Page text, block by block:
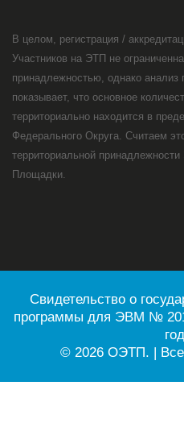
В целом, регистрация /
Участников на ЭТП не
принадлежностью, однако анализ
показывает, что основное
территориально находится в
Федерального Округа. Считаем
территориальной принадлежности
Площадки.
Свидетельство о
программы для ЭВМ №
© 2026 ОЭТП. |